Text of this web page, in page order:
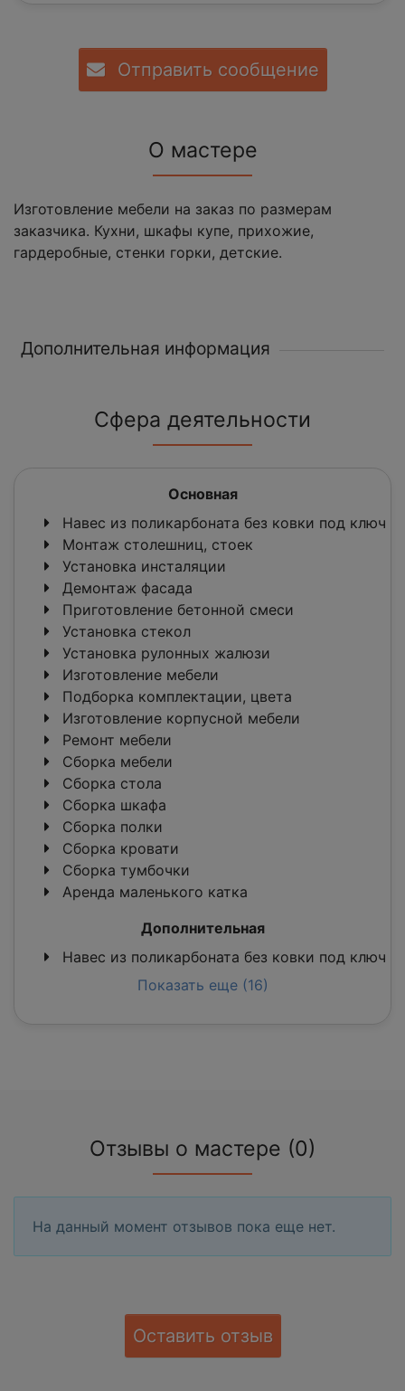
Отправить сообщение
О мастере
Изготовление мебели на заказ по размерам
заказчика. Кухни, шкафы купе, прихожие,
гардеробные, стенки горки, детские.
Дополнительная информация
Сфера деятельности
Основная
Навес из поликарбоната без ковки под ключ
Монтаж столешниц, стоек
Установка инсталяции
Демонтаж фасада
Приготовление бетонной смеси
Установка стекол
Установка рулонных жалюзи
Изготовление мебели
Подборка комплектации, цвета
Изготовление корпусной мебели
Ремонт мебели
Сборка мебели
Сборка стола
Сборка шкафа
Сборка полки
Сборка кровати
Сборка тумбочки
Аренда маленького катка
Дополнительная
Навес из поликарбоната без ковки под ключ
Показать еще (16)
Отзывы о мастере (0)
На данный момент отзывов пока еще нет.
Оставить отзыв